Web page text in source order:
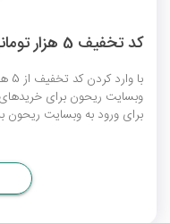
کد تخفیف 5 هزار تومانی اولین سفارش ریحون
برای ورود به وبسایت ریحون